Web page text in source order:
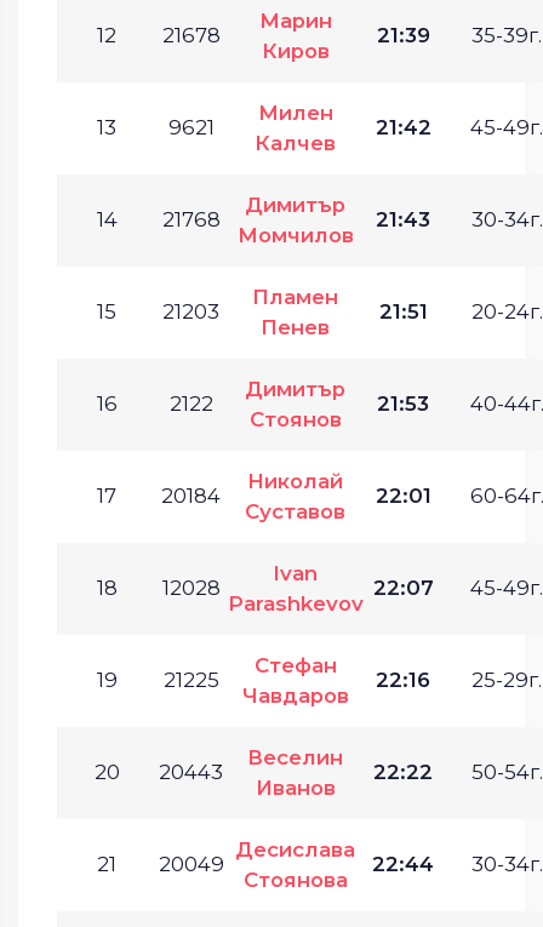
12 21678
Марин
Киров
21:39 35-39г.
13 9621
Милен
Калчев
21:42 45-49г.
14 21768
Димитър
Момчилов
21:43 30-34г.
15 21203
Пламен
Пенев
21:51 20-24г.
16 2122
Димитър
Стоянов
21:53 40-44г.
17 20184
Николай
Суставов
22:01 60-64г.
18 12028
Ivan
Parashkevov
22:07 45-49г.
19 21225
Стефан
Чавдаров
22:16 25-29г.
20 20443
Веселин
Иванов
22:22 50-54г.
21 20049
Десислава
Стоянова
22:44 30-34г.